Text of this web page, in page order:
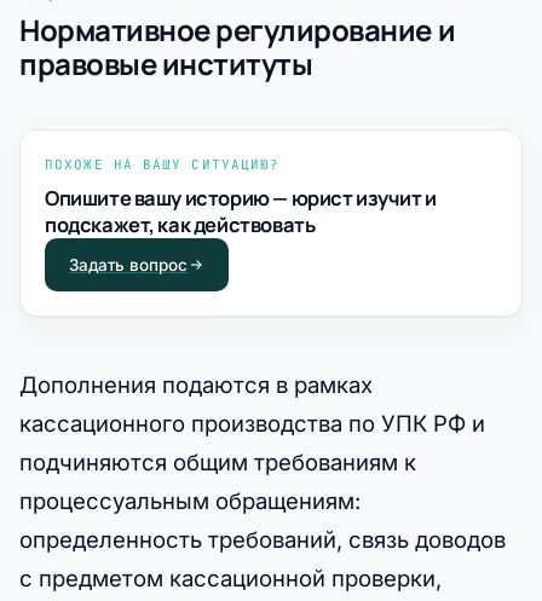
Нормативное регулирование и
правовые институты
ПОХОЖЕ НА ВАШУ СИТУАЦИЮ?
Опишите вашу историю — юрист изучит и
подскажет, как действовать
Задать вопрос
Дополнения подаются в рамках
кассационного производства по УПК РФ и
подчиняются общим требованиям к
процессуальным обращениям:
определенность требований, связь доводов
с предметом кассационной проверки,